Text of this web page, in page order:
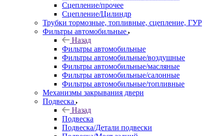
Сцепление/прочее
Сцепление/Цилиндр
Трубки тормозные, топливные, сцепление, ГУР
Фильтры автомобильные
Назад
Фильтры автомобильные
Фильтры автомобильные/воздушные
Фильтры автомобильные/масляные
Фильтры автомобильные/салонные
Фильтры автомобильные/топливные
Механизмы закрывания двери
Подвеска
Назад
Подвеска
Подвеска/Детали подвески